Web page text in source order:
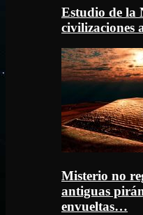
Estudio de la
civilizaciones
Misterio no
antiguas
envueltas…